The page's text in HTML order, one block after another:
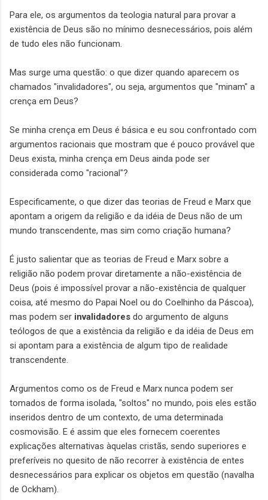
Para ele, os argumentos da teologia natural para provar a
existência de Deus são no mínimo desnecessários, pois além
de tudo eles não funcionam.
Mas surge uma questão: o que dizer quando aparecem os
chamados "invalidadores", ou seja, argumentos que "minam" a
crença em Deus?
Se minha crença em Deus é básica e eu sou confrontado com
argumentos racionais que mostram que é pouco provável que
Deus exista, minha crença em Deus ainda pode ser
considerada como "racional"?
Especificamente, o que dizer das teorias de Freud e Marx que
apontam a origem da religião e da idéia de Deus não de um
mundo transcendente, mas sim como criação humana?
É justo salientar que as teorias de Freud e Marx sobre a
religião não podem provar diretamente a não-existência de
Deus (pois é impossível provar a não-existência de qualquer
coisa, até mesmo do Papai Noel ou do Coelhinho da Páscoa),
mas podem ser invalidadores do argumento de alguns
teólogos de que a existência da religião e da idéia de Deus em
si apontam para a existência de algum tipo de realidade
transcendente.
Argumentos como os de Freud e Marx nunca podem ser
tomados de forma isolada, "soltos" no mundo, pois eles estão
inseridos dentro de um contexto, de uma determinada
cosmovisão. E é assim que eles fornecem coerentes
explicações alternativas àquelas cristãs, sendo superiores e
preferíveis no quesito de não recorrer à existência de entes
desnecessários para explicar os objetos em questão (navalha
de Ockham).